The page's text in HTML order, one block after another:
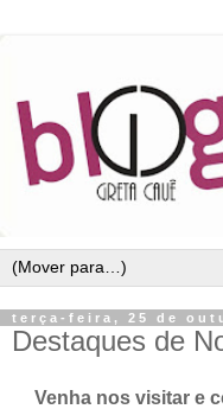
terça-feira, 25 de
Destaques de
Venha nos visitar e